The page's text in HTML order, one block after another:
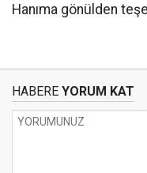
Hanıma gönülden
HABERE YORUM KAT